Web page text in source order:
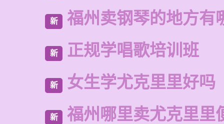
新 福州卖钢琴的地方有
新 正规学唱歌培训班
新 女生学尤克里里好吗
新 福州哪里卖尤克里里